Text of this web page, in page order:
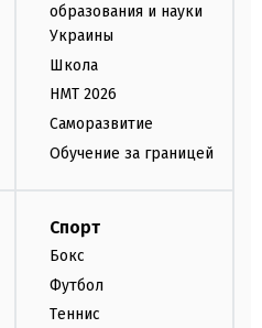
образования и науки
Украины
Школа
НМТ 2026
Саморазвитие
Обучение за границей
Спорт
Бокс
Футбол
Теннис